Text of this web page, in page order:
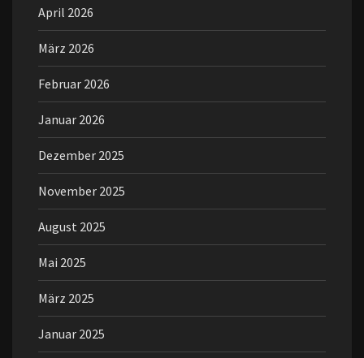
April 2026
März 2026
Februar 2026
Januar 2026
Dezember 2025
November 2025
August 2025
Mai 2025
März 2025
Januar 2025